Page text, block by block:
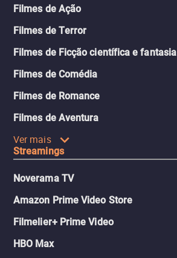
Filmes de Ação
Filmes de Terror
Filmes de Ficção científica e fantasia
Filmes de Comédia
Filmes de Romance
Filmes de Aventura
Ver mais
Streamings
Noverama TV
Amazon Prime Video Store
Filmelier+ Prime Video
HBO Max